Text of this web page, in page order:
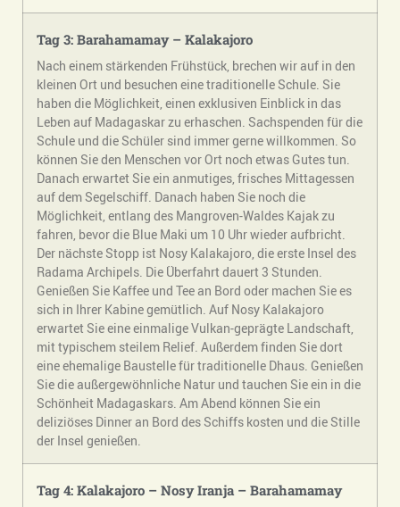
Tag 3: Barahamamay – Kalakajoro
Nach einem stärkenden Frühstück, brechen wir auf in den
kleinen Ort und besuchen eine traditionelle Schule. Sie
haben die Möglichkeit, einen exklusiven Einblick in das
Leben auf Madagaskar zu erhaschen. Sachspenden für die
Schule und die Schüler sind immer gerne willkommen. So
können Sie den Menschen vor Ort noch etwas Gutes tun.
Danach erwartet Sie ein anmutiges, frisches Mittagessen
auf dem Segelschiff. Danach haben Sie noch die
Möglichkeit, entlang des Mangroven-Waldes Kajak zu
fahren, bevor die Blue Maki um 10 Uhr wieder aufbricht.
Der nächste Stopp ist Nosy Kalakajoro, die erste Insel des
Radama Archipels. Die Überfahrt dauert 3 Stunden.
Genießen Sie Kaffee und Tee an Bord oder machen Sie es
sich in Ihrer Kabine gemütlich. Auf Nosy Kalakajoro
erwartet Sie eine einmalige Vulkan-geprägte Landschaft,
mit typischem steilem Relief. Außerdem finden Sie dort
eine ehemalige Baustelle für traditionelle Dhaus. Genießen
Sie die außergewöhnliche Natur und tauchen Sie ein in die
Schönheit Madagaskars. Am Abend können Sie ein
deliziöses Dinner an Bord des Schiffs kosten und die Stille
der Insel genießen.
Tag 4: Kalakajoro – Nosy Iranja – Barahamamay